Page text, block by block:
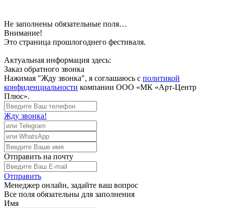
Не заполнены обязательные поля…
Внимание!
Это страница прошлогоднего фестиваля.
Актуальная информация здесь:
Заказ обратного звонка
Нажимая "Жду звонка", я соглашаюсь с политикой
конфиденциальности компании ООО «МК «Арт-Центр
Плюс».
Жду звонка!
Отправить на почту
Отправить
Менеджер онлайн, задайте ваш вопрос
Все поля обязательны для заполнения
Имя